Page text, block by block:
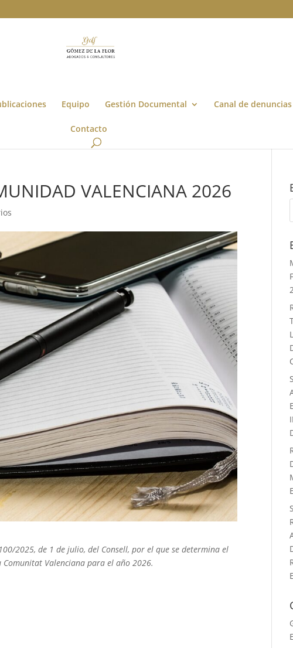
Equipo Gestión Documental Canal de denuncias
Contacto
VALENCIANA 2026
2025, de 1 de julio, del Consell, por el que se determina el
Valenciana para el año 2026.